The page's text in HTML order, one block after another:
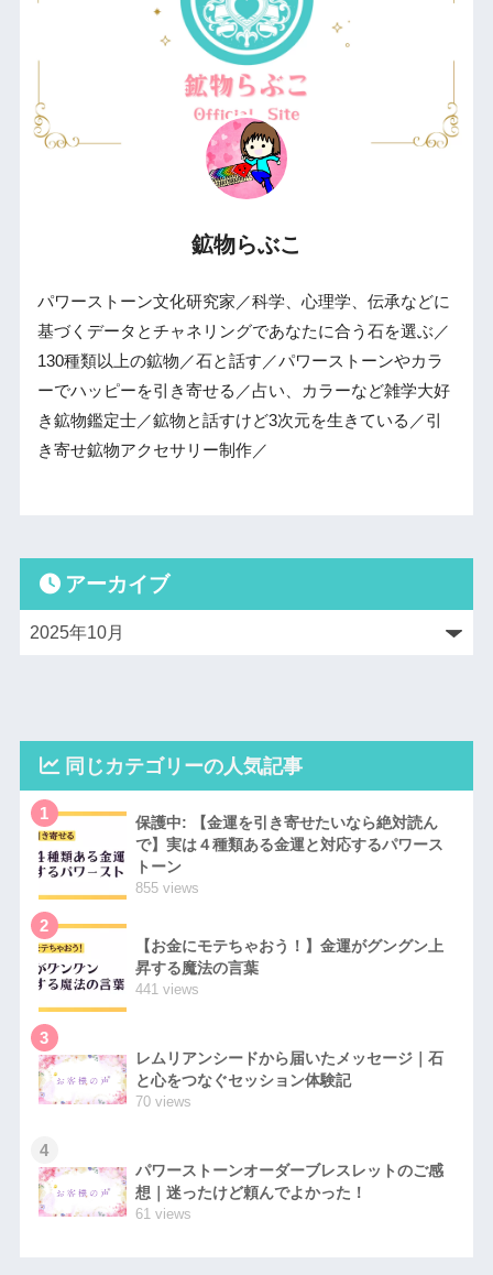
鉱物らぶこ
パワーストーン文化研究家／科学、心理学、伝承などに
基づくデータとチャネリングであなたに合う石を選ぶ／
130種類以上の鉱物／石と話す／パワーストーンやカラ
ーでハッピーを引き寄せる／占い、カラーなど雑学大好
き鉱物鑑定士／鉱物と話すけど3次元を生きている／引
き寄せ鉱物アクセサリー制作／
アーカイブ
同じカテゴリーの人気記事
1
保護中: 【金運を引き寄せたいなら絶対読ん
で】実は４種類ある金運と対応するパワース
トーン
855 views
2
【お金にモテちゃおう！】金運がグングン上
昇する魔法の言葉
441 views
3
レムリアンシードから届いたメッセージ｜石
と心をつなぐセッション体験記
70 views
4
パワーストーンオーダーブレスレットのご感
想｜迷ったけど頼んでよかった！
61 views